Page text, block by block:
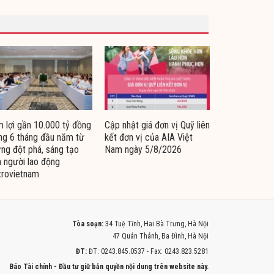
lợi gần 10.000 tỷ đồng
6 tháng đầu năm từ
đột phá, sáng tạo
người lao động
Cập nhật giá đơn vị Quỹ liên
kết đơn vị của AIA Việt
Nam ngày 5/8/2026
Tòa soạn: 34 Tuệ Tĩnh, Hai Bà Trưng, Hà Nội
47 Quán Thánh, Ba Đình, Hà Nội
ĐT: ĐT: 0243.845.0537 - Fax: 0243.823.5281
Báo Tài chính - Đầu tư giữ bản quyền nội dung trên website này.